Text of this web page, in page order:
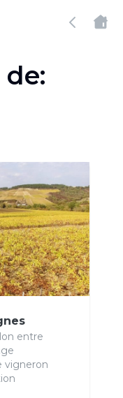
entre
vigneron